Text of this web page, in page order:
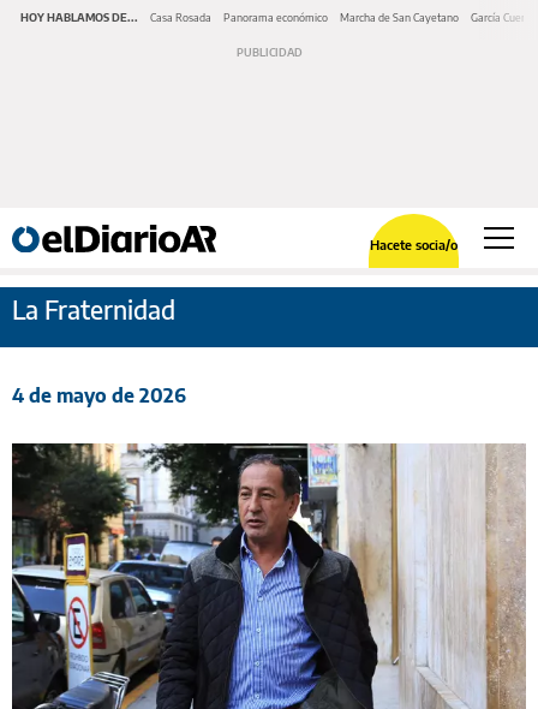
HOY HABLAMOS DE... Casa Rosada Panorama económico Marcha de San Cayetano García Cuerva
Hacete socia/o
La Fraternidad
4 de mayo de 2026